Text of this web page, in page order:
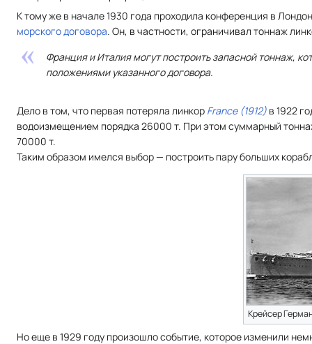
К тому же в начале 1930 года проходила конференция в
морского договора. Он, в частности, ограничивал тоннаж
Франция и Италия могут построить запасной тоннаж,
положениями указанного договора.
Дело в том, что первая потеряла линкор France (1912) в 1922
водоизмещением порядка 26000 т. При этом суммарный
70000 т.
Таким образом имелся выбор — построить пару больших
Крейсер
Но еще в 1929 году произошло событие, которое изменили